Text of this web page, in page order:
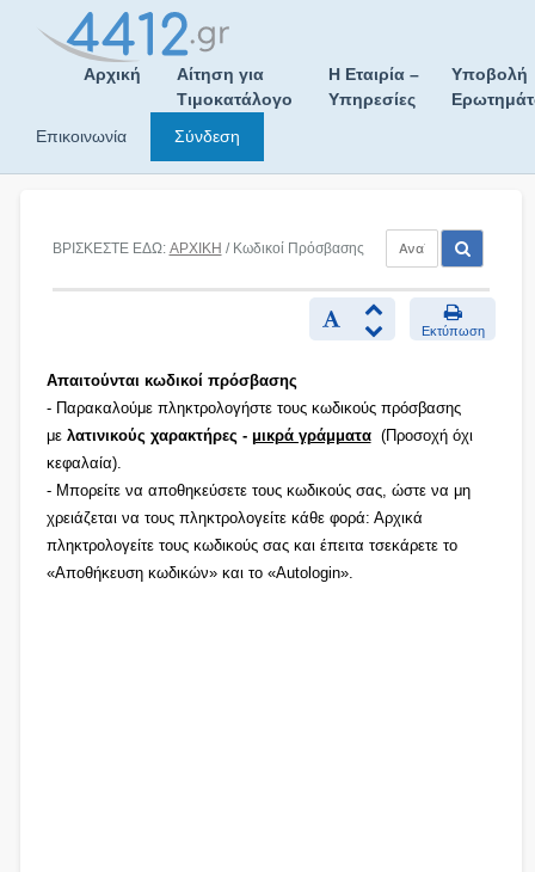
Αρχική
Αίτηση για
Τιμοκατάλογο
Η Εταιρία –
Υπηρεσίες
Υποβολή
Επικοινωνία
Σύνδεση
ΒΡΙΣΚΕΣΤΕ ΕΔΩ: ΑΡΧΙΚΗ / Κωδικοί Πρόσβασης
Εκτύπωση
Απαιτούνται κωδικοί πρόσβασης
- Παρακαλούμε πληκτρολογήστε τους κωδικούς πρόσβασης
με λατινικούς χαρακτήρες - μικρά γράμματα(Προσοχή όχι
κεφαλαία).
- Μπορείτε να αποθηκεύσετε τους κωδικούς σας, ώστε να μη
χρειάζεται να τους πληκτρολογείτε κάθε φορά: Αρχικά
πληκτρολογείτε τους κωδικούς σας και έπειτα τσεκάρετε το
«Αποθήκευση κωδικών» και το «Autologin».